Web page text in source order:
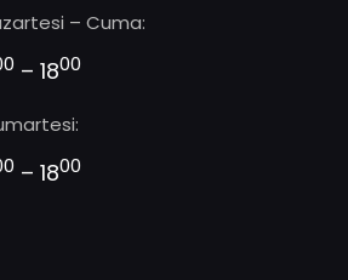
– Cuma:
– 1800
– 1800